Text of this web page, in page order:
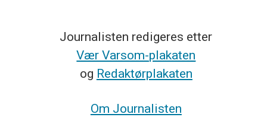
Journalisten redigeres etter
Vær Varsom-plakaten
og Redaktørplakaten
Om Journalisten